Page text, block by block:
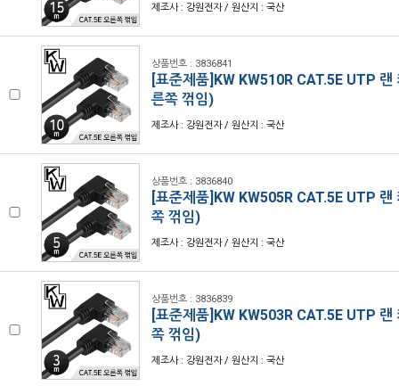
제조사 : 강원전자 / 원산지 : 국산
상품번호 : 3836841
[표준제품]KW KW510R CAT.5E UTP
른쪽 꺾임)
제조사 : 강원전자 / 원산지 : 국산
상품번호 : 3836840
[표준제품]KW KW505R CAT.5E UTP
쪽 꺾임)
제조사 : 강원전자 / 원산지 : 국산
상품번호 : 3836839
[표준제품]KW KW503R CAT.5E UTP
쪽 꺾임)
제조사 : 강원전자 / 원산지 : 국산